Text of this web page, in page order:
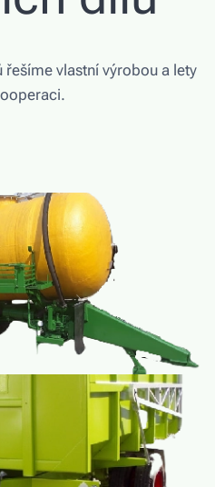
vlastní výrobou a lety